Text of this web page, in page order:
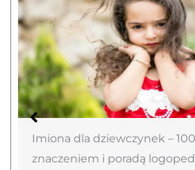
dziewczynek – 100+ imion z
i poradą logopedki